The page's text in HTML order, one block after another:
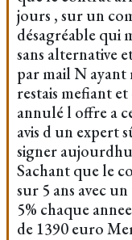
jours , sur un
désagréable qui
sans alternative
par mail N ayant
restais mefiant
annulé l offre a
avis d un expert
signer
Sachant que le
sur 5 ans avec
5% chaque
de 1390 euro